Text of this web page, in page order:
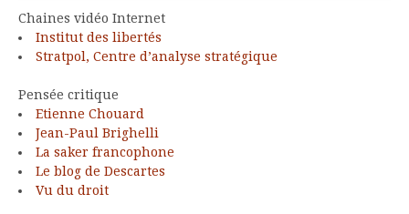
Chaines vidéo Internet
Institut des libertés
Stratpol, Centre d’analyse stratégique
Pensée critique
Etienne Chouard
Jean-Paul Brighelli
La saker francophone
Le blog de Descartes
Vu du droit